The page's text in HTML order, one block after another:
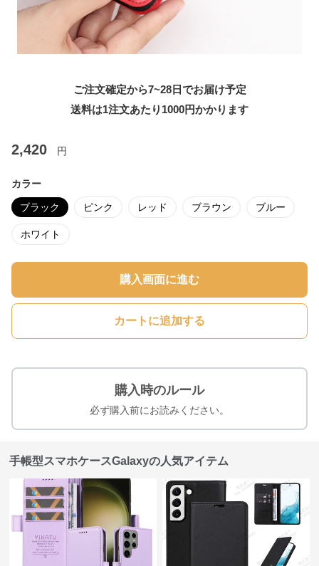
ご注文確定から7~28日でお届け予定
送料は1注文あたり 1000円かかります
2,420 円
カラー
ブラック ピンク レッド ブラウン ブルー
ホワイト
購入画面に進む
カートに追加する
購入時のルール
必ず購入前にお読みください。
手帳型スマホケースGalaxyの人気アイテム